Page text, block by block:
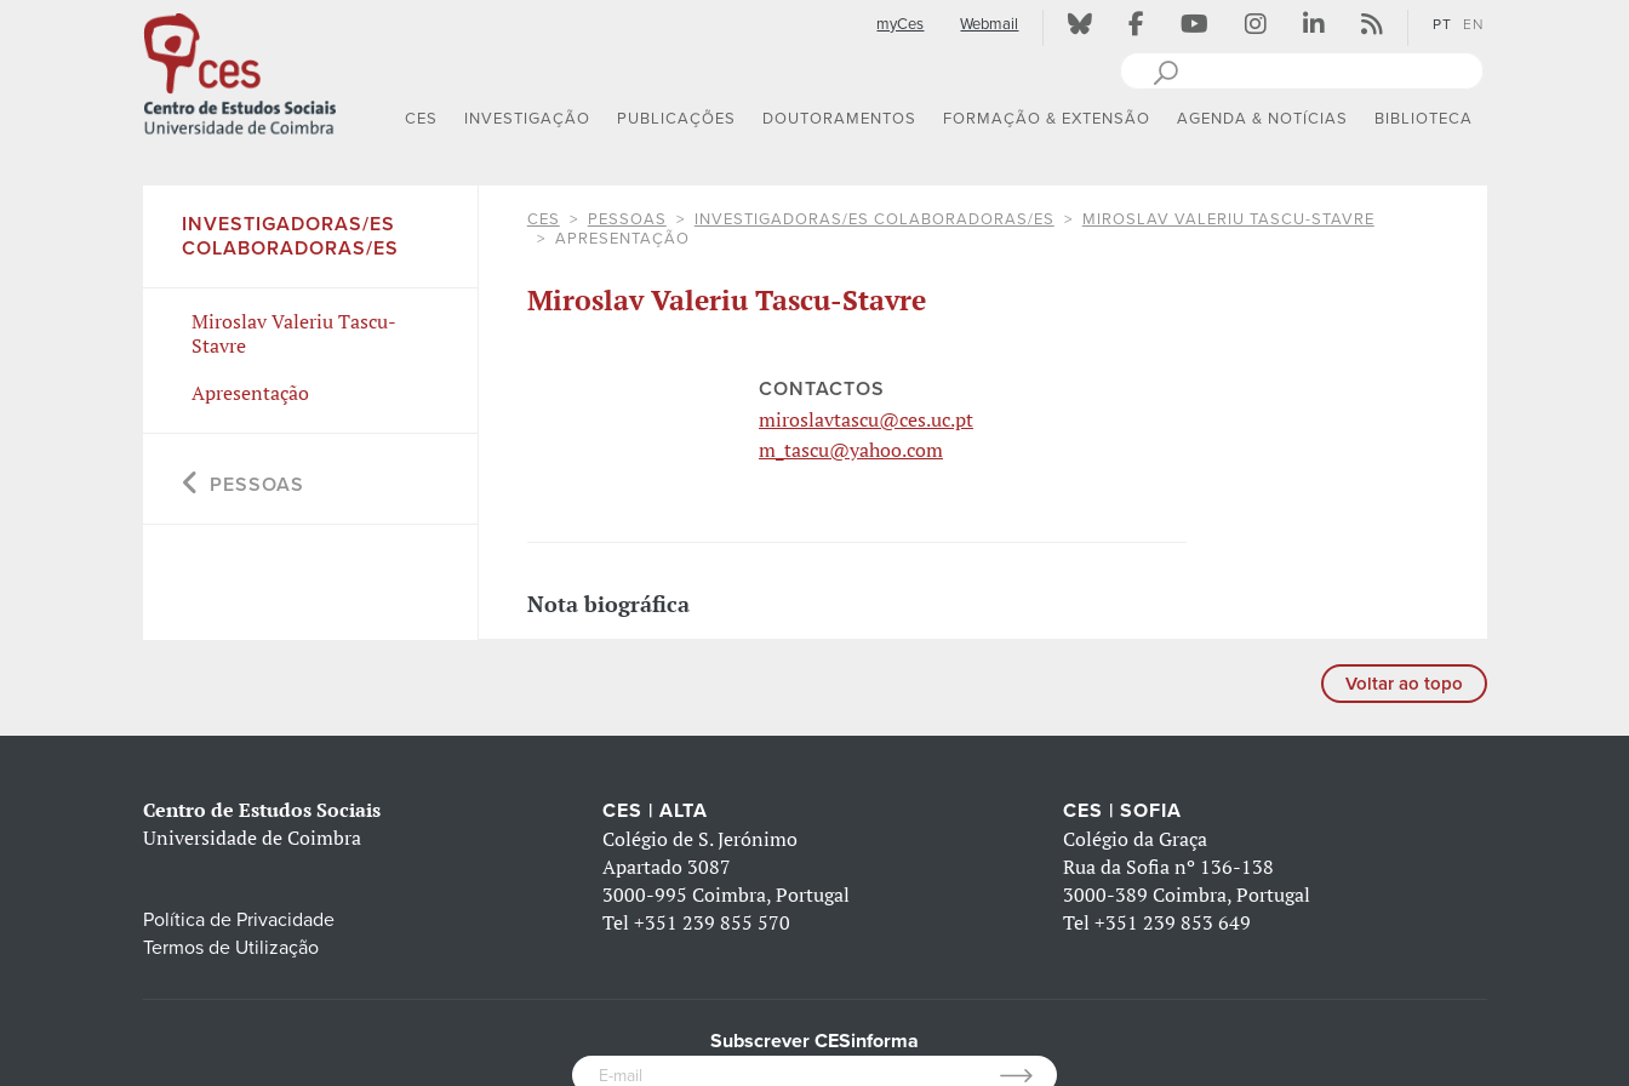
myCes Webmail PT EN
CES INVESTIGAÇÃO PUBLICAÇÕES DOUTORAMENTOS FORMAÇÃO & EXTENSÃO AGENDA & NOTÍCIAS BIBLIOTECA
INVESTIGADORAS/ES
COLABORADORAS/ES
Miroslav Valeriu Tascu-
Stavre
Apresentação
PESSOAS
CES PESSOAS INVESTIGADORAS/ES COLABORADORAS/ES
MIROSLAV VALERIU TASCU-STAVRE
APRESENTAÇÃO
Miroslav Valeriu Tascu-Stavre
CONTACTOS
miroslavtascu@ces.uc.pt
m_tascu@yahoo.com
Nota biográfica
Voltar ao topo
Centro de Estudos Sociais
Universidade de Coimbra
Política de Privacidade
Termos de Utilização
CES | ALTA
Colégio de S. Jerónimo
Apartado 3087
3000-995 Coimbra, Portugal
Tel+351 239 855 570
CES | SOFIA
Colégio da Graça
Rua da Sofia nº 136-138
3000-389 Coimbra, Portugal
Tel +351 239 853 649
Subscrever CESinforma